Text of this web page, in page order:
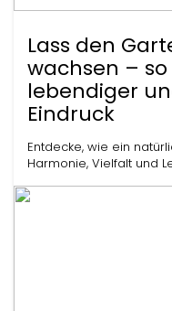
Lass den
wachsen –
lebendiger
Eindruck
Entdecke, wie ein
Harmonie, Vielfalt und